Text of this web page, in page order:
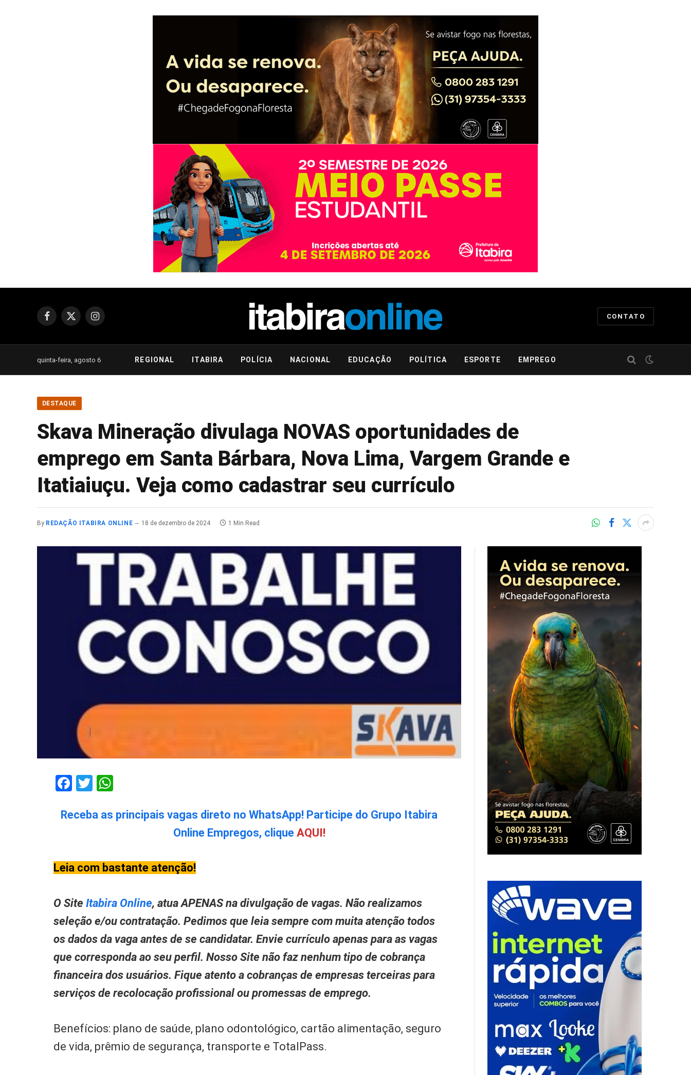
Facebook
X
Instagram
CONTATO
quinta-feira, agosto 6 REGIONAL ITABIRA POLÍCIA NACIONAL EDUCAÇÃO POLÍTICA ESPORTE EMPREGO
DESTAQUE
Skava Mineração divulaga NOVAS oportunidades de
emprego em Santa Bárbara, Nova Lima, Vargem Grande e
Itatiaiuçu. Veja como cadastrar seu currículo
By REDAÇÃO ITABIRA ONLINE 18 de dezembro de 2024 1 Min Read
Facebook
Twitter
Receba as principais vagas direto no WhatsApp! Participe do Grupo Itabira
Online Empregos, clique AQUI!
Leia com bastante atenção!
O Site Itabira Online, atua APENAS na divulgação de vagas. Não realizamos
seleção e/ou contratação. Pedimos que leia sempre com muita atenção todos
os dados da vaga antes de se candidatar. Envie currículo apenas para as vagas
que corresponda ao seu perfil. Nosso Site não faz nenhum tipo de cobrança
financeira dos usuários. Fique atento a cobranças de empresas terceiras para
serviços de recolocação profissional ou promessas de emprego.
Benefícios: plano de saúde, plano odontológico, cartão alimentação, seguro
de vida, prêmio de segurança, transporte e TotalPass.